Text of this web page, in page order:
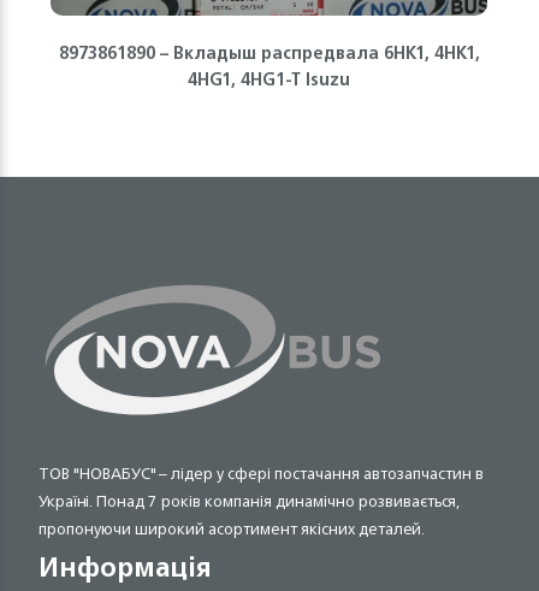
8973861890 – Вкладыш распредвала 6HK1, 4HK1,
4HG1, 4HG1-T Isuzu
ТОВ "НОВАБУС" – лідер у сфері постачання автозапчастин в
Україні. Понад 7 років компанія динамічно розвивається,
пропонуючи широкий асортимент якісних деталей.
Информація